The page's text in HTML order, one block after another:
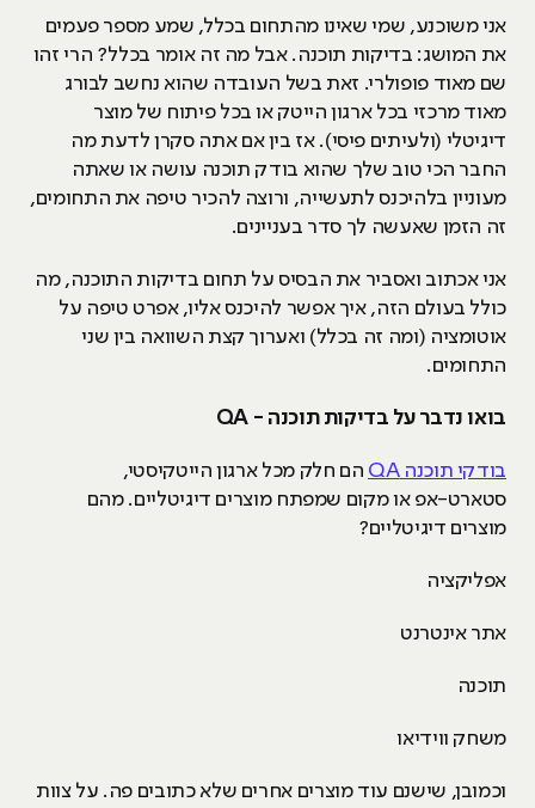
אני משוכנע, שמי שאינו מהתחום בכלל, שמע מספר פעמים
את המושג: בדיקות תוכנה. אבל מה זה אומר בכלל? הרי זהו
שם מאוד פופולרי. זאת בשל העובדה שהוא נחשב לבורג
מאוד מרכזי בכל ארגון הייטק או בכל פיתוח של מוצר
דיגיטלי (ולעיתים פיסי). אז בין אם אתה סקרן לדעת מה
החבר הכי טוב שלך שהוא בודק תוכנה עושה או שאתה
מעוניין בלהיכנס לתעשייה, ורוצה להכיר טיפה את התחומים,
זה הזמן שאעשה לך סדר בעניינים.
אני אכתוב ואסביר את הבסיס על תחום בדיקות התוכנה, מה
כולל בעולם הזה, איך אפשר להיכנס אליו, אפרט טיפה על
אוטומציה (ומה זה בכלל) ואערוך קצת השוואה בין שני
התחומים.
בואו נדבר על בדיקות תוכנה - QA
בודקי תוכנה QA
הם חלק מכל ארגון הייטקיסטי,
סטארט-אפ או מקום שמפתח מוצרים דיגיטליים. מהם
מוצרים דיגיטליים?
אפליקציה
אתר אינטרנט
תוכנה
משחק ווידיאו
וכמובן, שישנם עוד מוצרים אחרים שלא כתובים פה. על צוות